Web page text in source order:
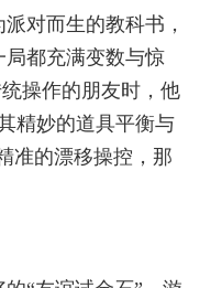
对而生的教科书，
都充满变数与惊
操作的朋友时，他
精妙的道具平衡与
准的漂移操控，那